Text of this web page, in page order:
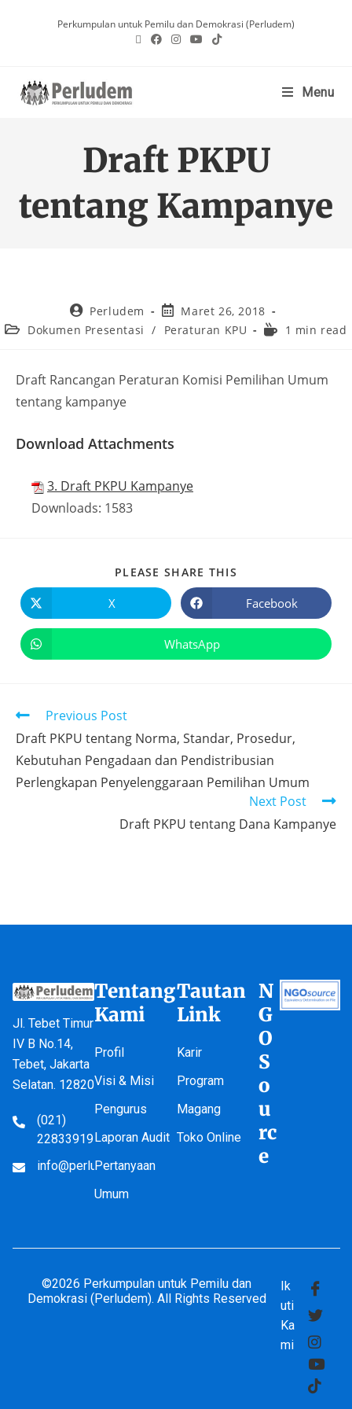
Perkumpulan untuk Pemilu dan Demokrasi (Perludem)
Menu
Draft PKPU
tentang Kampanye
Perludem
Maret 26, 2018
Dokumen Presentasi / Peraturan KPU 1 min read
Draft Rancangan Peraturan Komisi Pemilihan Umum
tentang kampanye
Download Attachments
3. Draft PKPU Kampanye
Downloads: 1583
PLEASE SHARE THIS
X Facebook
WhatsApp
Previous Post
Draft PKPU tentang Norma, Standar, Prosedur,
Kebutuhan Pengadaan dan Pendistribusian
Perlengkapan Penyelenggaraan Pemilihan Umum
Next Post
Draft PKPU tentang Dana Kampanye
Jl. Tebet Timur
IV B No.14,
Tebet, Jakarta
Selatan. 12820
(021)
22833919
info@perludem.or.id
Tentang
Kami
Profil
Visi & Misi
Pengurus
Laporan Audit
Pertanyaan
Umum
Tautan
Link
Karir
Program
Magang
Toko Online
N
G
O
S
o
u
rc
e
©2026 Perkumpulan untuk Pemilu dan
Demokrasi (Perludem). All Rights Reserved
Ik
uti
Ka
mi